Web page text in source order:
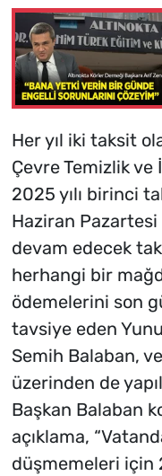
Her yıl iki taksit
Çevre Temizlik
2025 yılı birinci
Haziran
devam edecek
herhangi bir
ödemelerini son
tavsiye eden
Semih Balaban,
üzerinden de
Başkan Balaban
açıklama,
düşmemeleri için